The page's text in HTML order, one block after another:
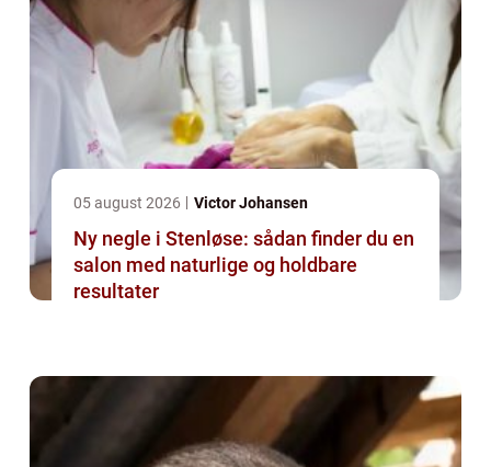
05 august 2026 Victor Johansen
Ny negle i Stenløse: sådan finder du en
salon med naturlige og holdbare
resultater